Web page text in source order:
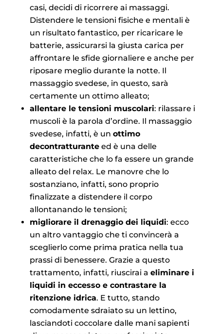
casi, decidi di ricorrere ai massaggi.
Distendere le tensioni fisiche e mentali è
un risultato fantastico, per ricaricare le
batterie, assicurarsi la giusta carica per
affrontare le sfide giornaliere e anche per
riposare meglio durante la notte. Il
massaggio svedese, in questo, sarà
certamente un ottimo alleato;
allentare le tensioni muscolari: rilassare i
muscoli è la parola d’ordine. Il massaggio
svedese, infatti, è un ottimo
decontratturanteed è una delle
caratteristiche che lo fa essere un grande
alleato del relax. Le manovre che lo
sostanziano, infatti, sono proprio
finalizzate a distendere il corpo
allontanando le tensioni;
migliorare il drenaggio dei liquidi: ecco
un altro vantaggio che ti convincerà a
sceglierlo come prima pratica nella tua
prassi di benessere. Grazie a questo
trattamento, infatti, riuscirai a eliminare i
liquidi in eccesso e contrastare la
ritenzione idrica. E tutto, stando
comodamente sdraiato su un lettino,
lasciandoti coccolare dalle mani sapienti